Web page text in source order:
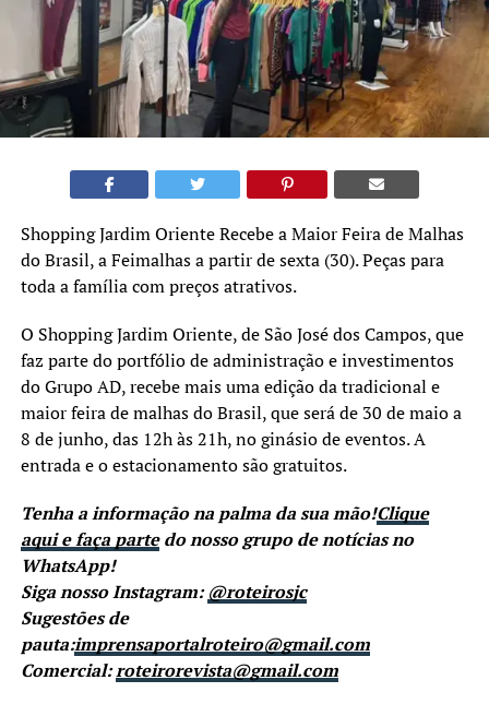
Shopping Jardim Oriente Recebe a Maior Feira de Malhas
do Brasil, a Feimalhas a partir de sexta (30). Peças para
toda a família com preços atrativos.
O Shopping Jardim Oriente, de São José dos Campos, que
faz parte do portfólio de administração e investimentos
do Grupo AD, recebe mais uma edição da tradicional e
maior feira de malhas do Brasil, que será de 30 de maio a
8 de junho, das 12h às 21h, no ginásio de eventos. A
entrada e o estacionamento são gratuitos.
Tenha a informação na palma da sua mão!Clique
aqui e faça partedo nosso grupo de notícias no
WhatsApp!
Siga nosso Instagram:@roteirosjc
Sugestões de
pauta:imprensaportalroteiro@gmail.com
Comercial:roteirorevista@gmail.com